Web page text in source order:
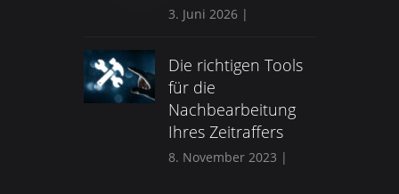
3. Juni 2026 |
Die richtigen Tools
für die
Nachbearbeitung
Ihres Zeitraffers
8. November 2023 |